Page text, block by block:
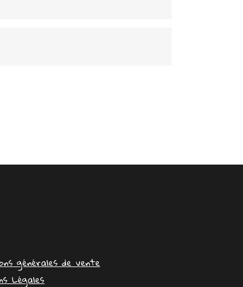
générales de vente
Légales